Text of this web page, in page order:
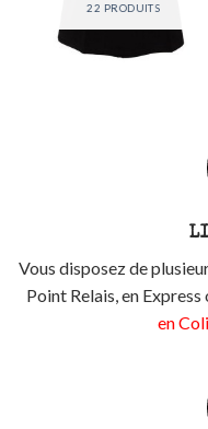
22 PRODUITS
Vous disposez de
Point Relais, en
en